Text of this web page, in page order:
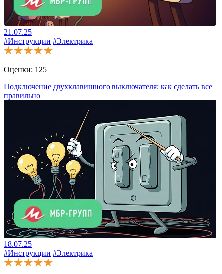
21.07.25
#Инструкции #Электрика
Оценки: 125
Подключение двухклавишного выключателя: как сделать все
правильно
18.07.25
#Инструкции #Электрика